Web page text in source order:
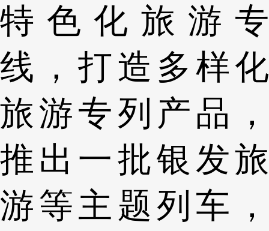
特色化旅游专
线，打造多样化
旅游专列产品，
推出一批银发旅
游等主题列车，